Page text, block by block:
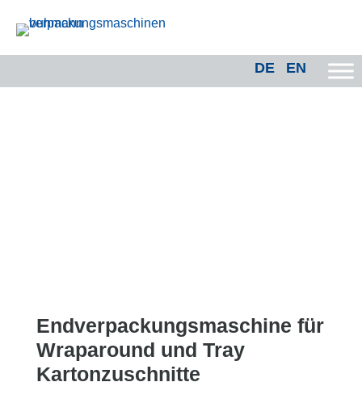
DE EN
Endverpackungsmaschine für
Wraparound und Tray
Kartonzuschnitte